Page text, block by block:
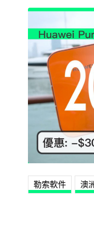
勒索軟件 澳